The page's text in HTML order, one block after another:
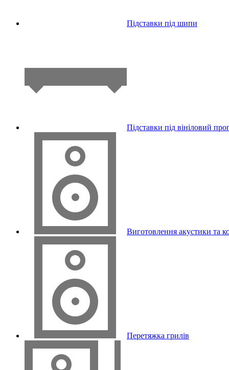
Підставки під шипи
Підставки під вініловий
Виготовлення акустики та
Перетяжка грилів